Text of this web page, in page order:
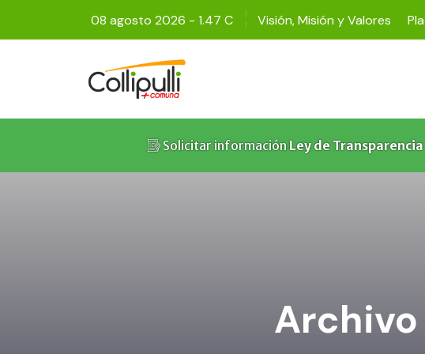
08 agosto 2026 - 1.47 C Visión, Misión y Valores
Solicitar informaciónLey de Transparencia
Archivo